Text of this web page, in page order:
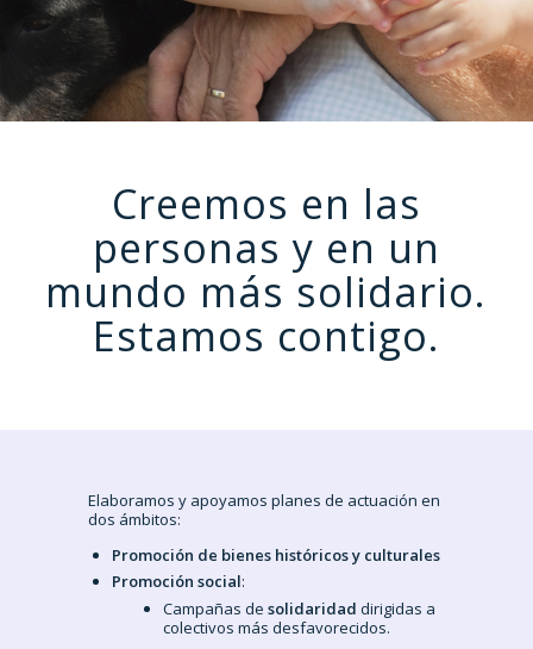
Creemos en las
personas y en un
mundo más solidario.
Estamos contigo.
Elaboramos y apoyamos planes de actuación en
dos ámbitos:
Promoción de bienes históricos y culturales
Promoción social:
Campañas de solidaridad dirigidas a
colectivos más desfavorecidos.